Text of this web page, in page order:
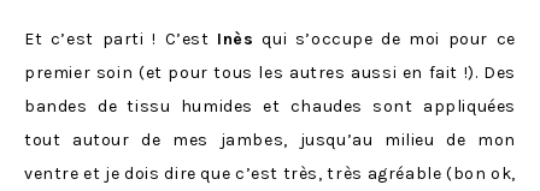
Et c’est parti ! C’est Inès qui s’occupe de moi pour ce
premier soin (et pour tous les autres aussi en fait !). Des
bandes de tissu humides et chaudes sont appliquées
tout autour de mes jambes, jusqu’au milieu de mon
ventre et je dois dire que c’est très, très agréable (bon ok,